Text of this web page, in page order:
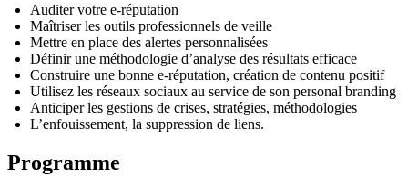
Auditer votre e-réputation
Maîtriser les outils professionnels de veille
Mettre en place des alertes personnalisées
Définir une méthodologie d’analyse des résultats efficace
Construire une bonne e-réputation, création de contenu positif
Utilisez les réseaux sociaux au service de son personal branding
Anticiper les gestions de crises, stratégies, méthodologies
L’enfouissement, la suppression de liens.
Programme